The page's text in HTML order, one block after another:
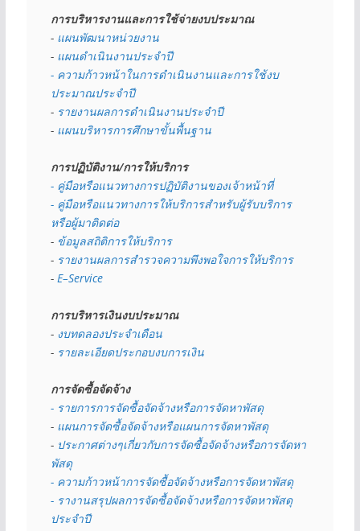
การบริหารงานและการใช้จ่ายงบประมาณ
- แผนพัฒนาหน่วยงาน
- แผนดำเนินงานประจำปี
- ความก้าวหน้าในการดำเนินงานและการใช้งบ
ประมาณประจำปี
- รายงานผลการดำเนินงานประจำปี
- แผนบริหารการศึกษาขั้นพื้นฐาน
การปฏิบัติงาน/การให้บริการ
- คู่มือหรือแนวทางการปฏิบัติงานของเจ้าหน้าที่
- คู่มือหรือแนวทางการให้บริการสำหรับผู้รับบริการ
หรือผู้มาติดต่อ
- ข้อมูลสถิติการให้บริการ
- รายงานผลการสำรวจความพึงพอใจการให้บริการ
- E–Service
การบริหารเงินงบประมาณ
- งบทดลองประจำเดือน
- รายละเอียดประกอบงบการเงิน
การจัดซื้อจัดจ้าง
- รายการการจัดซื้อจัดจ้างหรือการจัดหาพัสดุ
- แผนการจัดซื้อจัดจ้างหรือแผนการจัดหาพัสดุ
- ประกาศต่างๆเกี่ยวกับการจัดซื้อจัดจ้างหรือการจัดหา
พัสดุ
- ความก้าวหน้าการจัดซื้อจัดจ้างหรือการจัดหาพัสดุ
- รางานสรุปผลการจัดซื้อจัดจ้างหรือการจัดหาพัสดุ
ประจำปี